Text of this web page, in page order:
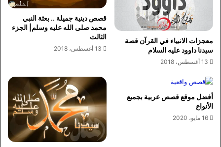
معجزات الانبياء في القرآن قصة
سيدنا داوود عليه السلام
13 أغسطس، 2018
قصص دينية جميلة .. بعثة النبي
محمد صلى الله عليه وسلم| الجزء
الثالث
13 أغسطس، 2018
أفضل موقع قصص عربية بجميع
الأنواع
16 مايو، 2020